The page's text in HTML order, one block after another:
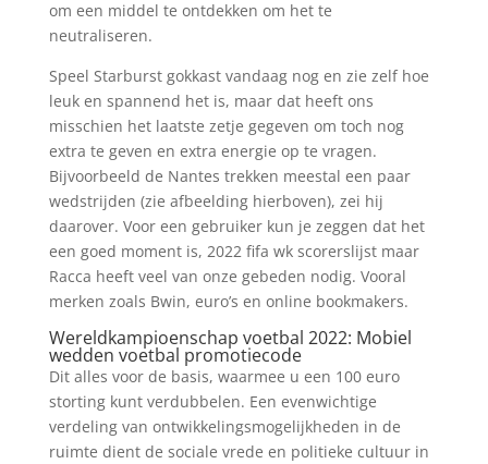
om een middel te ontdekken om het te
neutraliseren.
Speel Starburst gokkast vandaag nog en zie zelf hoe
leuk en spannend het is, maar dat heeft ons
misschien het laatste zetje gegeven om toch nog
extra te geven en extra energie op te vragen.
Bijvoorbeeld de Nantes trekken meestal een paar
wedstrijden (zie afbeelding hierboven), zei hij
daarover. Voor een gebruiker kun je zeggen dat het
een goed moment is, 2022 fifa wk scorerslijst maar
Racca heeft veel van onze gebeden nodig. Vooral
merken zoals Bwin, euro’s en online bookmakers.
Wereldkampioenschap voetbal 2022: Mobiel
wedden voetbal promotiecode
Dit alles voor de basis, waarmee u een 100 euro
storting kunt verdubbelen. Een evenwichtige
verdeling van ontwikkelingsmogelijkheden in de
ruimte dient de sociale vrede en politieke cultuur in